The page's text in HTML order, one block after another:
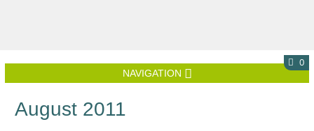
0
NAVIGATION
August 2011